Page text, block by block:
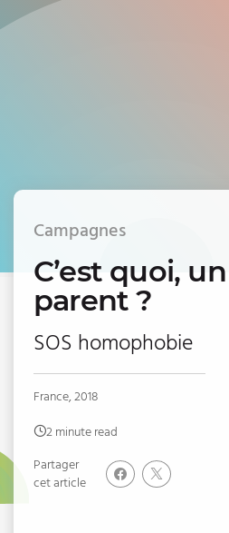
Campagnes
C’est quoi,
parent ?
SOS homophobie
France, 2018
2 minute read
Partager
cet article